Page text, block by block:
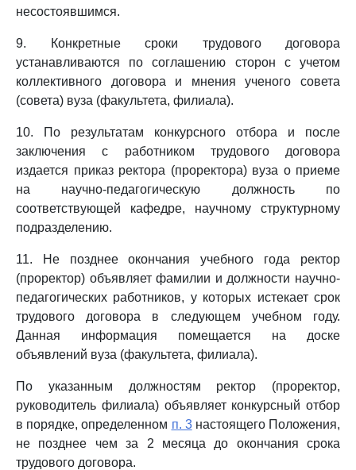
несостоявшимся.
9. Конкретные сроки трудового договора
устанавливаются по соглашению сторон с учетом
коллективного договора и мнения ученого совета
(совета) вуза (факультета, филиала).
10. По результатам конкурсного отбора и после
заключения с работником трудового договора
издается приказ ректора (проректора) вуза о приеме
на научно-педагогическую должность по
соответствующей кафедре, научному структурному
подразделению.
11. Не позднее окончания учебного года ректор
(проректор) объявляет фамилии и должности научно-
педагогических работников, у которых истекает срок
трудового договора в следующем учебном году.
Данная информация помещается на доске
объявлений вуза (факультета, филиала).
По указанным должностям ректор (проректор,
руководитель филиала) объявляет конкурсный отбор
в порядке, определенном п. 3настоящего Положения,
не позднее чем за 2 месяца до окончания срока
трудового договора.